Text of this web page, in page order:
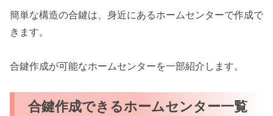
簡単な構造の合鍵は、身近にあるホームセンターで作成で
きます。
合鍵作成が可能なホームセンターを一部紹介します。
合鍵作成できるホームセンター一覧